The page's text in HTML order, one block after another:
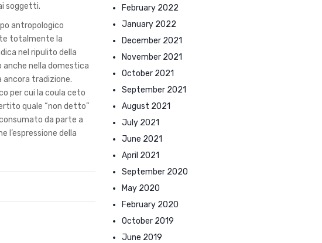
soggetti.
antropologico
totalmente la
nel ripulito della
anche nella domestica
tradizione.
per cui la coula ceto
quale “non detto”
da parte a
l’espressione della
February 2022
January 2022
December 2021
November 2021
October 2021
September 2021
August 2021
July 2021
June 2021
April 2021
September 2020
May 2020
February 2020
October 2019
June 2019